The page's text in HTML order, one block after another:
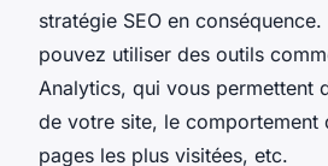
stratégie SEO en
pouvez utiliser des outils
Analytics, qui vous permettent
de votre site, le comportement
pages les plus visitées, etc.